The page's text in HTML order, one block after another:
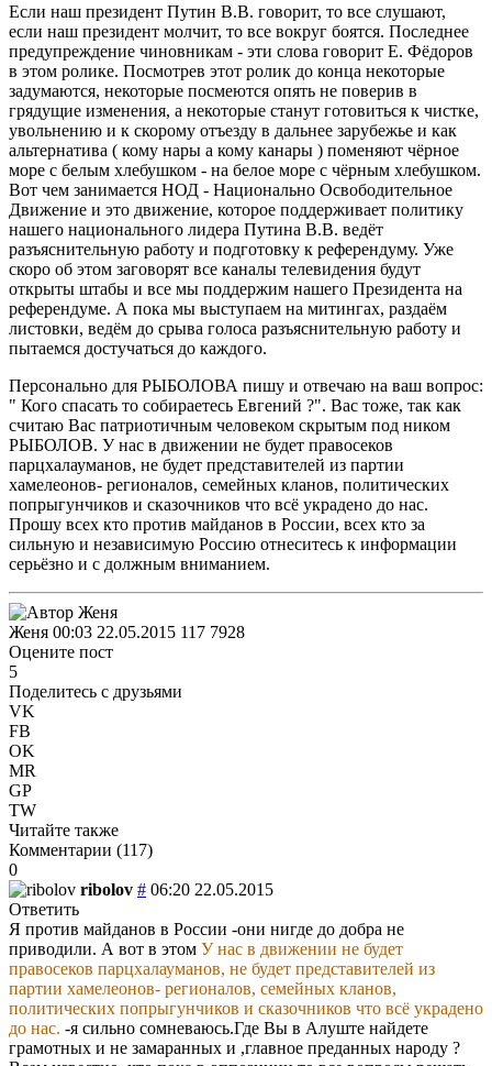
Если наш президент Путин В.В. говорит, то все слушают,
если наш президент молчит, то все вокруг боятся. Последнее
предупреждение чиновникам - эти слова говорит Е. Фёдоров
в этом ролике. Посмотрев этот ролик до конца некоторые
задумаются, некоторые посмеются опять не поверив в
грядущие изменения, а некоторые станут готовиться к чистке,
увольнению и к скорому отъезду в дальнее зарубежье и как
альтернатива ( кому нары а кому канары ) поменяют чёрное
море с белым хлебушком - на белое море с чёрным хлебушком.
Вот чем занимается НОД - Национально Освободительное
Движение и это движение, которое поддерживает политику
нашего национального лидера Путина В.В. ведёт
разъяснительную работу и подготовку к референдуму. Уже
скоро об этом заговорят все каналы телевидения будут
открыты штабы и все мы поддержим нашего Президента на
референдуме. А пока мы выступаем на митингах, раздаём
листовки, ведём до срыва голоса разъяснительную работу и
пытаемся достучаться до каждого.
Персонально для РЫБОЛОВА пишу и отвечаю на ваш вопрос:
" Кого спасать то собираетесь Евгений ?". Вас тоже, так как
считаю Вас патриотичным человеком скрытым под ником
РЫБОЛОВ. У нас в движении не будет правосеков
парцхалауманов, не будет представителей из партии
хамелеонов- регионалов, семейных кланов, политических
попрыгунчиков и сказочников что всё украдено до нас.
Прошу всех кто против майданов в России, всех кто за
сильную и независимую Россию отнеситесь к информации
серьёзно и с должным вниманием.
Женя 00:03 22.05.2015 117 7928
Оцените пост
5
Поделитесь с друзьями
VK
FB
OK
MR
GP
TW
Читайте также
Комментарии (117)
0
ribolov # 06:20 22.05.2015
Ответить
Я против майданов в России -они нигде до добра не
приводили. А вот в этом У нас в движении не будет
правосеков парцхалауманов, не будет представителей из
партии хамелеонов- регионалов, семейных кланов,
политических попрыгунчиков и сказочников что всё украдено
до нас. -я сильно сомневаюсь.Где Вы в Алуште найдете
грамотных и не замаранных и ,главное преданных народу ?